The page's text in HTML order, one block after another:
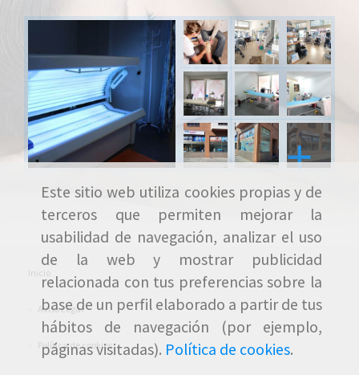
Este sitio web utiliza cookies propias y de
terceros que permiten mejorar la
usabilidad de navegación, analizar el uso
de la web y mostrar publicidad
relacionada con tus preferencias sobre la
base de un perfil elaborado a partir de tus
hábitos de navegación (por ejemplo,
páginas visitadas). Política de cookies.
Inicio
Aviso Legal
Política de cookies